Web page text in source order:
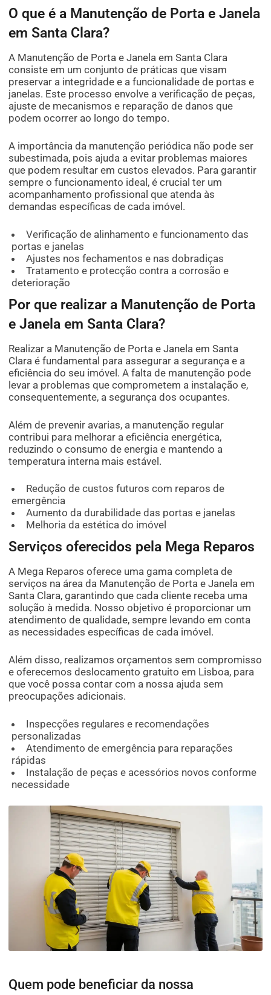
O que é a Manutenção de Porta e Janela
em Santa Clara?
A Manutenção de Porta e Janela em Santa Clara
consiste em um conjunto de práticas que visam
preservar a integridade e a funcionalidade de portas e
janelas. Este processo envolve a verificação de peças,
ajuste de mecanismos e reparação de danos que
podem ocorrer ao longo do tempo.
A importância da manutenção periódica não pode ser
subestimada, pois ajuda a evitar problemas maiores
que podem resultar em custos elevados. Para garantir
sempre o funcionamento ideal, é crucial ter um
acompanhamento profissional que atenda às
demandas específicas de cada imóvel.
Verificação de alinhamento e funcionamento das
portas e janelas
Ajustes nos fechamentos e nas dobradiças
Tratamento e protecção contra a corrosão e
deterioração
Por que realizar a Manutenção de Porta
e Janela em Santa Clara?
Realizar a Manutenção de Porta e Janela em Santa
Clara é fundamental para assegurar a segurança e a
eficiência do seu imóvel. A falta de manutenção pode
levar a problemas que comprometem a instalação e,
consequentemente, a segurança dos ocupantes.
Além de prevenir avarias, a manutenção regular
contribui para melhorar a eficiência energética,
reduzindo o consumo de energia e mantendo a
temperatura interna mais estável.
Redução de custos futuros com reparos de
emergência
Aumento da durabilidade das portas e janelas
Melhoria da estética do imóvel
Serviços oferecidos pela Mega Reparos
A Mega Reparos oferece uma gama completa de
serviços na área da Manutenção de Porta e Janela em
Santa Clara, garantindo que cada cliente receba uma
solução à medida. Nosso objetivo é proporcionar um
atendimento de qualidade, sempre levando em conta
as necessidades específicas de cada imóvel.
Além disso, realizamos orçamentos sem compromisso
e oferecemos deslocamento gratuito em Lisboa, para
que você possa contar com a nossa ajuda sem
preocupações adicionais.
Inspecções regulares e recomendações
personalizadas
Atendimento de emergência para reparações
rápidas
Instalação de peças e acessórios novos conforme
necessidade
Quem pode beneficiar da nossa